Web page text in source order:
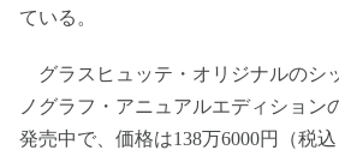
ている。
グラスヒュッテ・オリジナルのシ
ノグラフ・アニュアルエディション
発売中で、価格は138万6000円（税込